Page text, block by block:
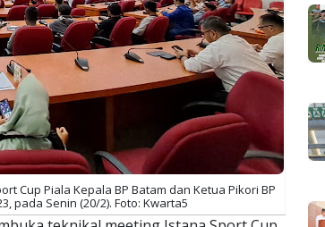
Cup Piala Kepala BP Batam dan Ketua Pikori BP
pada Senin (20/2). Foto: Kwarta5